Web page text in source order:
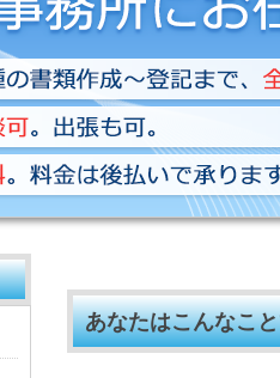
あなたはこんなこ